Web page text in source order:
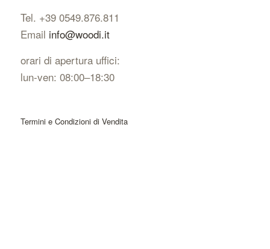
Tel. +39 0549.876.811
Email info@woodi.it
orari di apertura uffici:
lun-ven: 08:00–18:30
Termini e Condizioni di Vendita